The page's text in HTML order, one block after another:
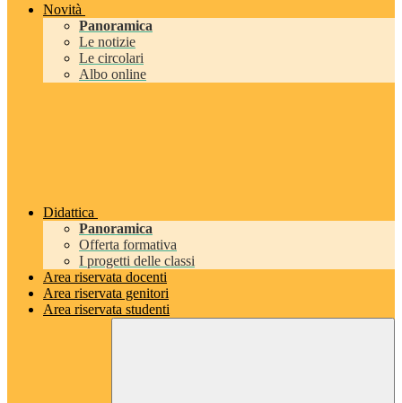
Novità
Panoramica
Le notizie
Le circolari
Albo online
Didattica
Panoramica
Offerta formativa
I progetti delle classi
Area riservata docenti
Area riservata genitori
Area riservata studenti